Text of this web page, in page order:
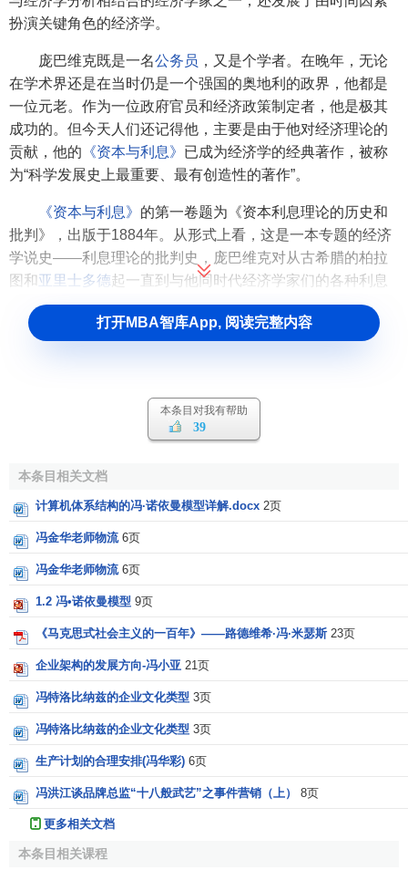
扮演关键角色的经济学。
庞巴维克既是一名公务员 ，又是个学者。在晚年，无论
在学术界还是在当时仍是一个强国的奥地利的政界，他都是
一位元老。作为一位政府官员和经济政策制定者，他是极其
成功的。但今天人们还记得他，主要是由于他对经济理论的
贡献，他的 《资本与利息》 已成为经济学的经典著作，被称
为“科学发展史上最重要、最有创造性的著作”。
《资本与利息》 的第一卷题为《资本利息理论的历史和
批判》，出版于1884年。从形式上看，这是一本专题的经济
学说史——利息理论的批判史，庞巴维克对从古希腊的柏拉
图和 亚里士多德起一直到与他同时代经济学家们的各种利息
理论都有所论述和批评。第二卷题为《资本实证论》，出版
于1889年，系统地阐述了边际效用价值论和以此为基础的 利
们的理论。但对利息现象，他提出一个完全属于开辟新领域
的解释。这一著作使庞巴维克成为团结在
一群经济学家中的领导成员之一，这些人后来就被称为
到20世纪30年代的经济理论的发展。
本与利息》是科学发展史上最重要最有
心是时差的价值、资本和利息理论。庞巴维克是主张效用价
值论的，他以
边际效用论
时差论
样做是为了达到掩盖资本主义剥削，粉饰资本主义制度的目
的。其实，上层建筑本来就是为经济基础服务的，经济学及
范畴，不同的阶级集团，不同的经济学派必然会有不同的内
涵界定。如果资本雇佣劳动，资本家获取利润或
是“一个阶级占有另一个阶级的劳动”，就是“剥削”，那么庞巴
维克主张利息是时间的报酬而非剩余劳动的转化，可能具有
掩盖剥削的目的，但这仅仅是一家学派的看法，而非问题的
全部。
庞巴维克认为
打开MBA智库App, 阅读完整内容
本条目对我有帮助
39
本条目相关文档
计算机体系结构的冯·诺依曼模型详解.docx 2页
冯金华老师物流 6页
冯金华老师物流 6页
1.2 冯•诺依曼模型 9页
《马克思式社会主义的一百年》——路德维希·冯·米瑟斯 23页
企业架构的发展方向-冯小亚 21页
冯特洛比纳兹的企业文化类型 3页
冯特洛比纳兹的企业文化类型 3页
生产计划的合理安排(冯华彩) 6页
冯洪江谈品牌总监“十八般武艺”之事件营销（上） 8页
更多相关文档
本条目相关课程